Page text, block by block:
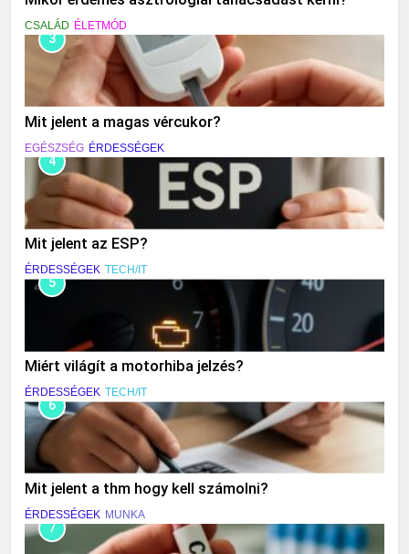
CSALÁD ÉLETMÓD
3
Mit jelent a magas vércukor?
EGÉSZSÉG ÉRDESSÉGEK
4
Mit jelent az ESP?
ÉRDESSÉGEK TECH/IT
5
Miért világít a motorhiba jelzés?
ÉRDESSÉGEK TECH/IT
6
Mit jelent a thm hogy kell számolni?
ÉRDESSÉGEK MUNKA
7